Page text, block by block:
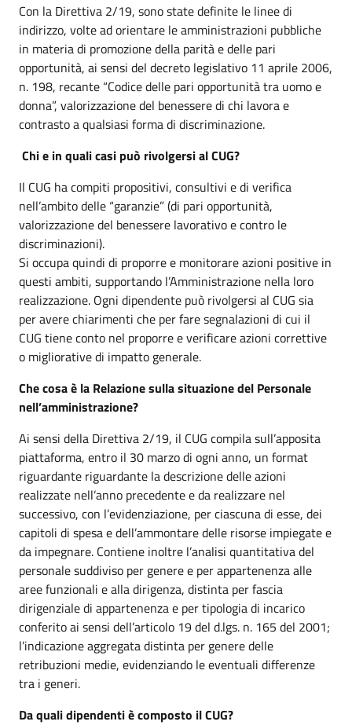
Con la Direttiva 2/19, sono state definite le linee di
indirizzo, volte ad orientare le amministrazioni pubbliche
in materia di promozione della parità e delle pari
opportunità, ai sensi del decreto legislativo 11 aprile 2006,
n. 198, recante “Codice delle pari opportunità tra uomo e
donna”, valorizzazione del benessere di chi lavora e
contrasto a qualsiasi forma di discriminazione.
Chi e in quali casi può rivolgersi al CUG?
Il CUG ha compiti propositivi, consultivi e di verifica
nell’ambito delle “garanzie” (di pari opportunità,
valorizzazione del benessere lavorativo e contro le
discriminazioni).
Si occupa quindi di proporre e monitorare azioni positive in
questi ambiti, supportando l’Amministrazione nella loro
realizzazione. Ogni dipendente può rivolgersi al CUG sia
per avere chiarimenti che per fare segnalazioni di cui il
CUG tiene conto nel proporre e verificare azioni correttive
o migliorative di impatto generale.
Che cosa è la Relazione sulla situazione del Personale
nell’amministrazione?
Ai sensi della Direttiva 2/19, il CUG compila sull’apposita
piattaforma, entro il 30 marzo di ogni anno, un format
riguardante riguardante la descrizione delle azioni
realizzate nell’anno precedente e da realizzare nel
successivo, con l’evidenziazione, per ciascuna di esse, dei
capitoli di spesa e dell’ammontare delle risorse impiegate e
da impegnare. Contiene inoltre l’analisi quantitativa del
personale suddiviso per genere e per appartenenza alle
aree funzionali e alla dirigenza, distinta per fascia
dirigenziale di appartenenza e per tipologia di incarico
conferito ai sensi dell’articolo 19 del d.lgs. n. 165 del 2001;
l’indicazione aggregata distinta per genere delle
retribuzioni medie, evidenziando le eventuali differenze
tra i generi.
Da quali dipendenti è composto il CUG?